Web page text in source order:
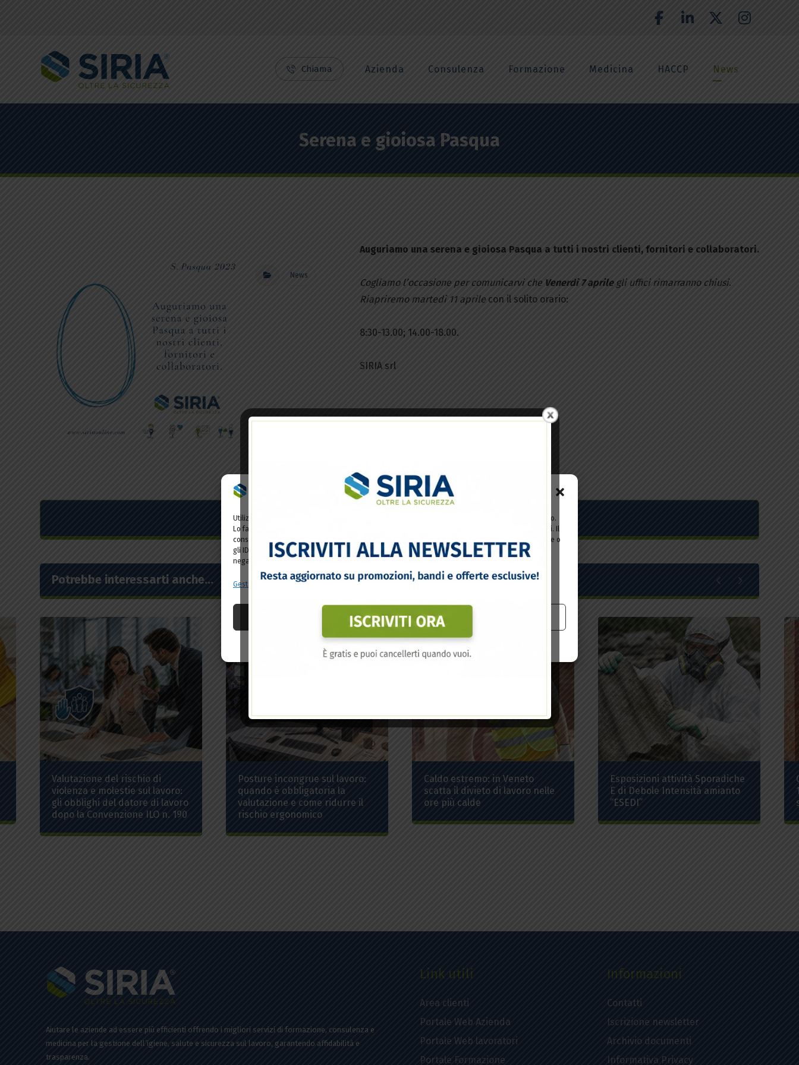
Gestisci la tua privacy
Utilizziamo tecnologie come i cookie per memorizzare e/o accedere alle informazioni del dispositivo.
Lo facciamo per migliorare l'esperienza di navigazione e per mostrare annunci (non) personalizzati. Il
consenso a queste tecnologie ci consentirà di elaborare dati quali il comportamento di navigazione o
gli ID univoci su questo sito. Il mancato consenso o la revoca del consenso possono influire
negativamente su alcune caratteristiche e funzioni.
Gestisci servizi
Nega
Azienda Consulenza Formazione Medicina HACCP News
Chiama
Serena e gioiosa Pasqua
Auguriamo una serena e gioiosa Pasqua a tutti i nostri clienti, fornitori e collaboratori.
Cogliamo l’occasione per comunicarvi che Venerdì 7 aprilegli uffici rimarranno chiusi.
Riapriremo martedì 11 aprilecon il solito orario:
8:30-13.00; 14.00-18.00.
SIRIA srl
News
Potrebbe interessarti anche...
Valutazione del rischio di
violenza e molestie sul lavoro:
gli obblighi del datore di lavoro
dopo la Convenzione ILO n. 190
Posture incongrue sul lavoro:
quando è obbligatoria la
valutazione e come ridurre il
rischio ergonomico
Caldo estremo: in Veneto
scatta il divieto di lavoro nelle
ore più calde
Esposizioni attività Sporadiche
E di Debole Intensità amianto
“ESEDI”
Aiutare le aziende ad essere più efficienti offrendo i migliori servizi di formazione, consulenza e
medicina per la gestione dell’igiene, salute e sicurezza sul lavoro, garantendo affidabilità e
trasparenza.
Link utili
Area clienti
Portale Web Azienda
Portale Web lavoratori
Portale Formazione
Informazioni
Contatti
Iscrizione newsletter
Archivio documenti
Informativa Privacy